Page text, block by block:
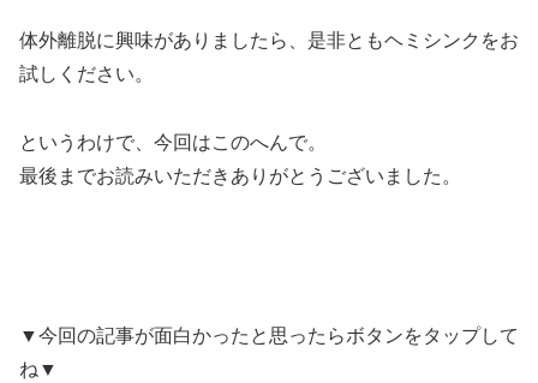
体外離脱に興味がありましたら、是非ともヘミシンクをお
試しください。
というわけで、今回はこのへんで。
最後までお読みいただきありがとうございました。
▼今回の記事が面白かったと思ったらボタンをタップして
ね▼